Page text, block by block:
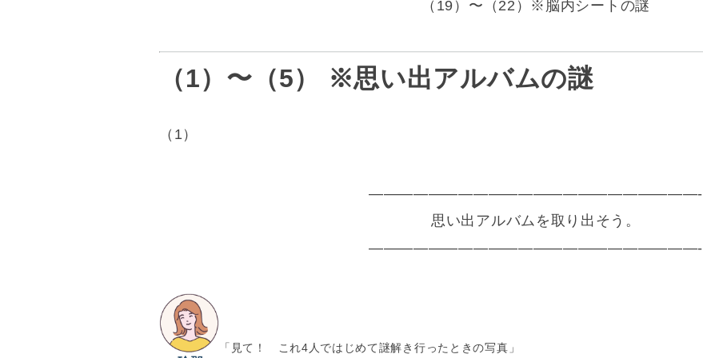
（19）〜（22）※脳内シートの謎
（1）〜（5） ※思い出アルバムの謎
（1）
——————————————————————-
思い出アルバムを取り出そう。
——————————————————————-
「見て！ これ4人ではじめて謎解き行ったときの写真」